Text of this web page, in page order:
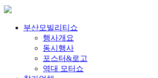
부산모빌리티쇼
행사개요
동시행사
포스터&로고
역대 모터쇼